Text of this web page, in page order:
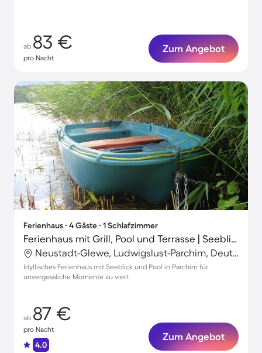
ab 83 €
pro Nacht
Zum Angebot
Ferienhaus ∙ 4 Gäste ∙ 1 Schlafzimmer
Ferienhaus mit Grill, Pool und Terrasse | Seeblick
Neustadt-Glewe, Ludwigslust-Parchim, Deutschland
Idyllisches Ferienhaus mit Seeblick und Pool in Parchim für
unvergessliche Momente zu viert
ab 87 €
pro Nacht
4.0
Zum Angebot